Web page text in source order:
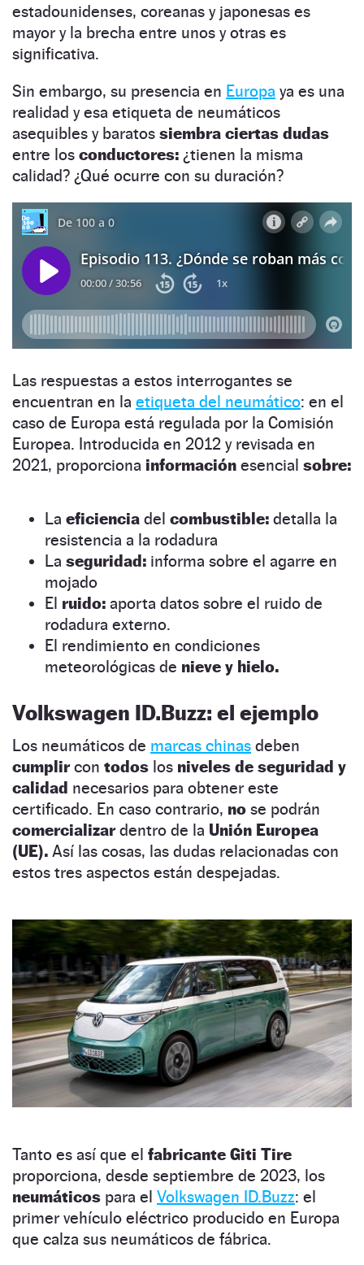
estadounidenses, coreanas y japonesas es
mayor y la brecha entre unos y otras es
significativa.
Sin embargo, su presencia en Europa ya es una
realidad y esa etiqueta de neumáticos
asequibles y baratos siembra ciertas dudas
entre los conductores: ¿tienen la misma
calidad? ¿Qué ocurre con su duración?
Las respuestas a estos interrogantes se
encuentran en la etiqueta del neumático: en el
caso de Europa está regulada por la Comisión
Europea. Introducida en 2012 y revisada en
2021, proporciona información esencial sobre:
La eficiencia del combustible: detalla la
resistencia a la rodadura
La seguridad: informa sobre el agarre en
mojado
El ruido: aporta datos sobre el ruido de
rodadura externo.
El rendimiento en condiciones
meteorológicas de nieve y hielo.
Volkswagen ID.Buzz: el ejemplo
Los neumáticos de marcas chinas deben
cumplircon todos los niveles de seguridad y
calidad necesarios para obtener este
certificado. En caso contrario, no se podrán
comercializardentro de la Unión Europea
(UE). Así las cosas, las dudas relacionadas con
estos tres aspectos están despejadas.
Tanto es así que el fabricante Giti Tire
proporciona, desde septiembre de 2023, los
neumáticos para el Volkswagen ID.Buzz: el
primer vehículo eléctrico producido en Europa
que calza sus neumáticos de fábrica.